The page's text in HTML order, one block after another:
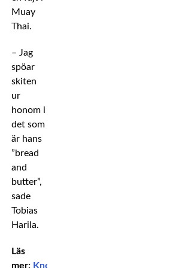
Muay
Thai.
– Jag
spöar
skiten
ur
honom i
det som
är hans
”bread
and
butter”,
sade
Tobias
Harila.
Läs
mer: Knockoutkungen